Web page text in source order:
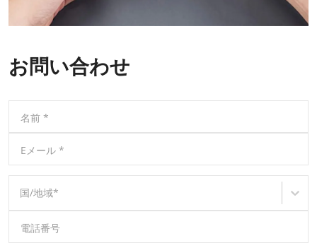
お問い合わせ
名前 *
Eメール *
国/地域*
電話番号